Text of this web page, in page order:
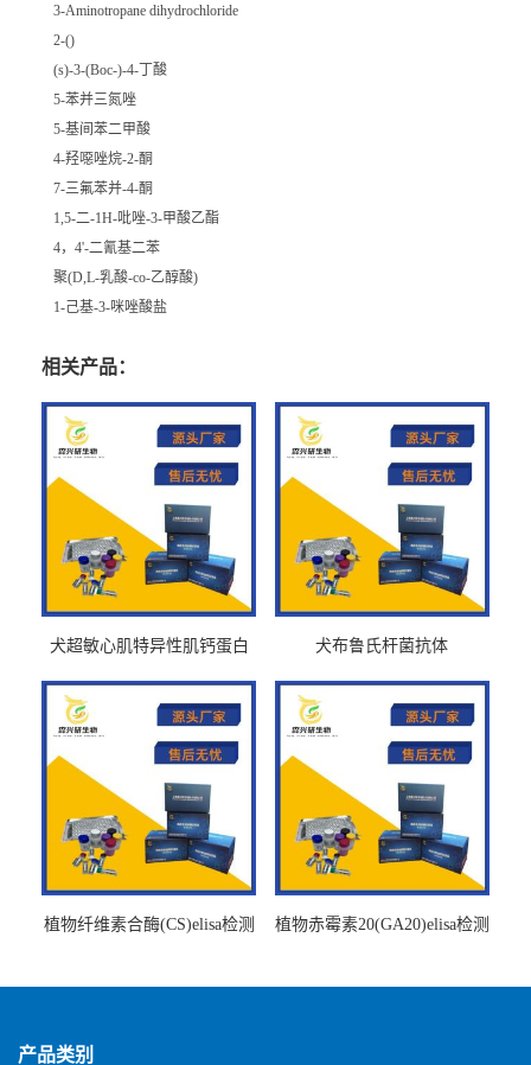
3-Aminotropane dihydrochloride
2-()
(s)-3-(Boc-)-4-丁酸
5-苯并三氮唑
5-基间苯二甲酸
4-羟噁唑烷-2-酮
7-三氟苯并-4-酮
1,5-二-1H-吡唑-3-甲酸乙酯
4，4'-二氰基二苯
聚(D,L-乳酸-co-乙醇酸)
1-己基-3-咪唑酸盐
相关产品：
犬超敏心肌特异性肌钙蛋白
犬布鲁氏杆菌抗体
植物纤维素合酶(CS)elisa检测
植物赤霉素20(GA20)elisa检测
产品类别